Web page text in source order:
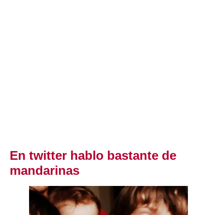
En twitter hablo bastante de
mandarinas